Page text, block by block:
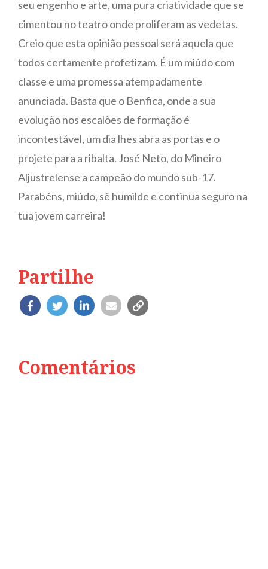
seu engenho e arte, uma pura criatividade que se
cimentou no teatro onde proliferam as vedetas.
Creio que esta opinião pessoal será aquela que
todos certamente profetizam. É um miúdo com
classe e uma promessa atempadamente
anunciada. Basta que o Benfica, onde a sua
evolução nos escalões de formação é
incontestável, um dia lhes abra as portas e o
projete para a ribalta. José Neto, do Mineiro
Aljustrelense a campeão do mundo sub-17.
Parabéns, miúdo, sê humilde e continua seguro na
tua jovem carreira!
Partilhe
Comentários